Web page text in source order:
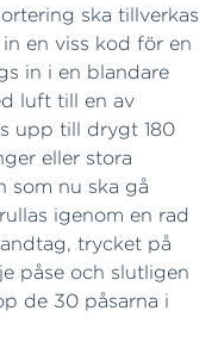
ska tillverkas
en viss kod för en
in i en blandare
luft till en av
upp till drygt 180
eller stora
som nu ska gå
igenom en rad
trycket på
påse och slutligen
de 30 påsarna i